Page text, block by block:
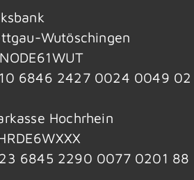
Wutöschingen
6846 2427 0024 0049 02
Hochrhein
6845 2290 0077 0201 88